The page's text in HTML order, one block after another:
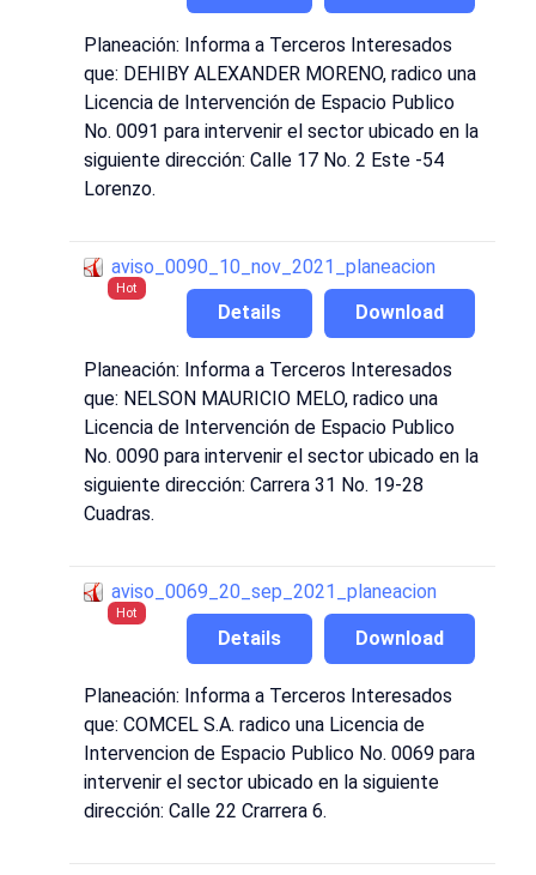
Planeación: Informa a Terceros Interesados
que: DEHIBY ALEXANDER MORENO, radico una
Licencia de Intervención de Espacio Publico
No. 0091 para intervenir el sector ubicado en la
siguiente dirección: Calle 17 No. 2 Este -54
Lorenzo.
aviso_0090_10_nov_2021_planeacion
Hot
Download
Details
Planeación: Informa a Terceros Interesados
que: NELSON MAURICIO MELO, radico una
Licencia de Intervención de Espacio Publico
No. 0090 para intervenir el sector ubicado en la
siguiente dirección: Carrera 31 No. 19-28
Cuadras.
aviso_0069_20_sep_2021_planeacion
Hot
Download
Details
Planeación: Informa a Terceros Interesados
que: COMCEL S.A. radico una Licencia de
Intervencion de Espacio Publico No. 0069 para
intervenir el sector ubicado en la siguiente
dirección: Calle 22 Crarrera 6.